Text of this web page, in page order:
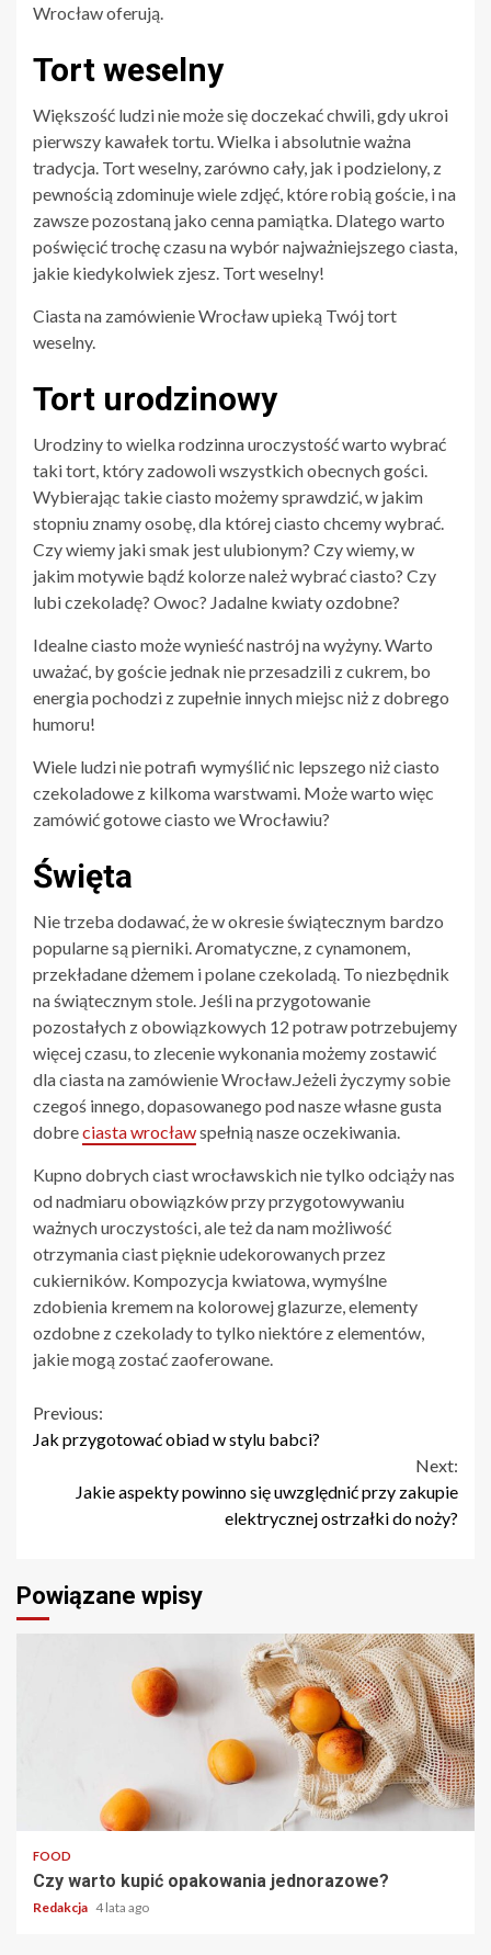
Wrocław oferują.
Tort weselny
Większość ludzi nie może się doczekać chwili, gdy ukroi
pierwszy kawałek tortu. Wielka i absolutnie ważna
tradycja. Tort weselny, zarówno cały, jak i podzielony, z
pewnością zdominuje wiele zdjęć, które robią goście, i na
zawsze pozostaną jako cenna pamiątka. Dlatego warto
poświęcić trochę czasu na wybór najważniejszego ciasta,
jakie kiedykolwiek zjesz. Tort weselny!
Ciasta na zamówienie Wrocław upieką Twój tort
weselny.
Tort urodzinowy
Urodziny to wielka rodzinna uroczystość warto wybrać
taki tort, który zadowoli wszystkich obecnych gości.
Wybierając takie ciasto możemy sprawdzić, w jakim
stopniu znamy osobę, dla której ciasto chcemy wybrać.
Czy wiemy jaki smak jest ulubionym? Czy wiemy, w
jakim motywie bądź kolorze należ wybrać ciasto? Czy
lubi czekoladę? Owoc? Jadalne kwiaty ozdobne?
Idealne ciasto może wynieść nastrój na wyżyny. Warto
uważać, by goście jednak nie przesadzili z cukrem, bo
energia pochodzi z zupełnie innych miejsc niż z dobrego
humoru!
Wiele ludzi nie potrafi wymyślić nic lepszego niż ciasto
czekoladowe z kilkoma warstwami. Może warto więc
zamówić gotowe ciasto we Wrocławiu?
Święta
Nie trzeba dodawać, że w okresie świątecznym bardzo
popularne są pierniki. Aromatyczne, z cynamonem,
przekładane dżemem i polane czekoladą. To niezbędnik
na świątecznym stole. Jeśli na przygotowanie
pozostałych z obowiązkowych 12 potraw potrzebujemy
więcej czasu, to zlecenie wykonania możemy zostawić
dla ciasta na zamówienie Wrocław.Jeżeli życzymy sobie
czegoś innego, dopasowanego pod nasze własne gusta
dobreciasta wrocławspełnią nasze oczekiwania.
Kupno dobrych ciast wrocławskich nie tylko odciąży nas
od nadmiaru obowiązków przy przygotowywaniu
ważnych uroczystości, ale też da nam możliwość
otrzymania ciast pięknie udekorowanych przez
cukierników. Kompozycja kwiatowa, wymyślne
zdobienia kremem na kolorowej glazurze, elementy
ozdobne z czekolady to tylko niektóre z elementów,
jakie mogą zostać zaoferowane.
Continue
Reading
Previous:
Jak przygotować obiad w stylu babci?
Next:
Jakie aspekty powinno się uwzględnić przy zakupie
elektrycznej ostrzałki do noży?
Powiązane wpisy
FOOD
Czy warto kupić opakowania jednorazowe?
Redakcja 4 lata ago